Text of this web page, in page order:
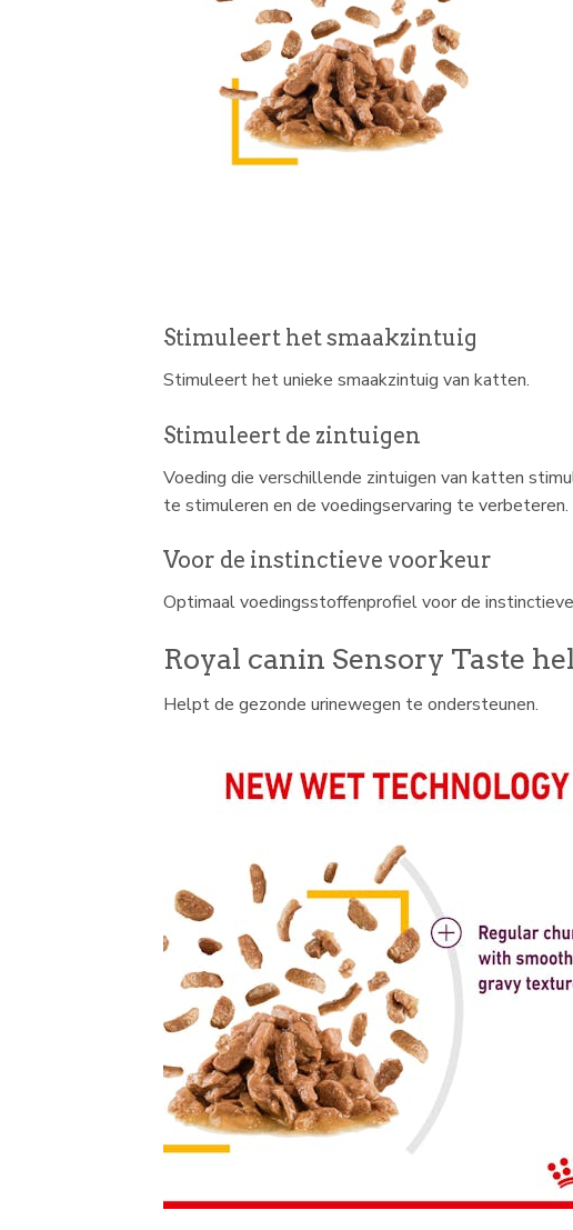
Stimuleert het smaakzintuig
Stimuleert het unieke smaakzintuig van katten.
Stimuleert de zintuigen
Voeding die verschillende zintuigen van katten
te stimuleren en de voedingservaring te verbeteren.
Voor de instinctieve voorkeur
Optimaal voedingsstoffenprofiel voor de
Royal canin Sensory Taste
Helpt de gezonde urinewegen te ondersteunen.